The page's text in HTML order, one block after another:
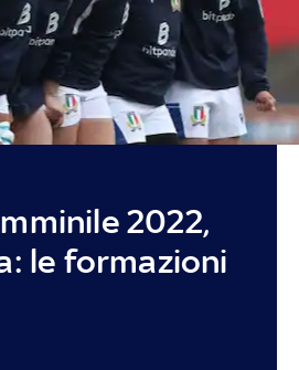
2022,
le formazioni